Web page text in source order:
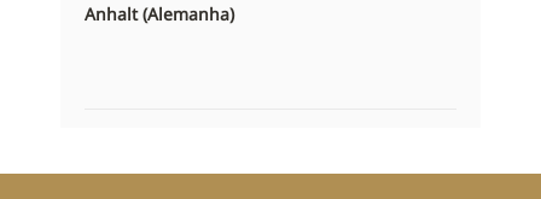
Anhalt (Alemanha)